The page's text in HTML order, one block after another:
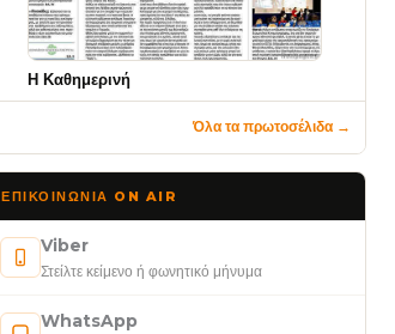
Η Καθημερινή
Όλα τα πρωτοσέλιδα →
ΕΠΙΚΟΙΝΩΝΊΑ ON AIR
Viber
Στείλτε κείμενο ή φωνητικό μήνυμα
WhatsApp